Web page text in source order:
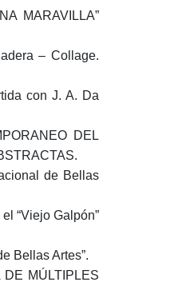
MARAVILLA”
– Collage.
con J. A. Da
DEL
de Bellas
“Viejo Galpón”
Bellas Artes”.
MÚLTIPLES